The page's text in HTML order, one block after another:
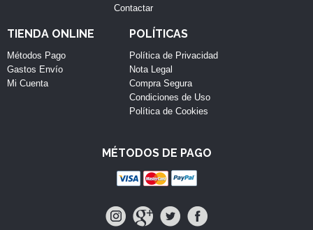
Contactar
TIENDA ONLINE
Métodos Pago
Gastos Envío
Mi Cuenta
POLÍTICAS
Política de Privacidad
Nota Legal
Compra Segura
Condiciones de Uso
Política de Cookies
MÉTODOS DE PAGO